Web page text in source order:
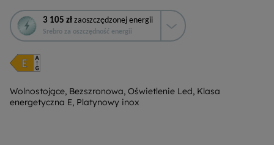
3 105 zł zaoszczędzonej energii
Srebro za oszczędność energii
To
działanie
otworzy
narzędzie
do
energii
Youreko.
Wolnostojące, Bezszronowa, Oświetlenie Led, Klasa
energetyczna E, Platynowy inox